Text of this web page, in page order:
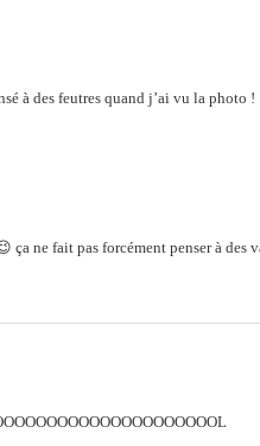
à des feutres quand j’ai vu la photo !
ne fait pas forcément penser à des